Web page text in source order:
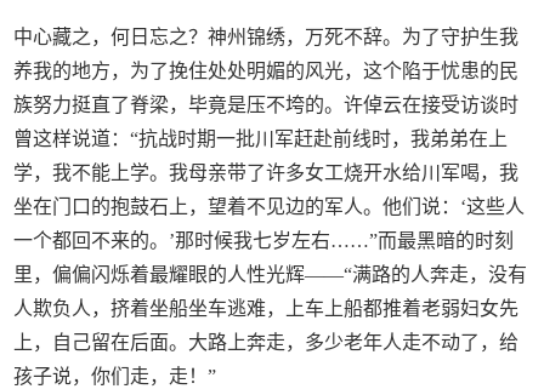
中心藏之，何日忘之？神州锦绣，万死不辞。为了守护生我
养我的地方，为了挽住处处明媚的风光，这个陷于忧患的民
族努力挺直了脊梁，毕竟是压不垮的。许倬云在接受访谈时
曾这样说道：“抗战时期一批川军赶赴前线时，我弟弟在上
学，我不能上学。我母亲带了许多女工烧开水给川军喝，我
坐在门口的抱鼓石上，望着不见边的军人。他们说：‘这些人
一个都回不来的。’那时候我七岁左右……”而最黑暗的时刻
里，偏偏闪烁着最耀眼的人性光辉——“满路的人奔走，没有
人欺负人，挤着坐船坐车逃难，上车上船都推着老弱妇女先
上，自己留在后面。大路上奔走，多少老年人走不动了，给
孩子说，你们走，走！”